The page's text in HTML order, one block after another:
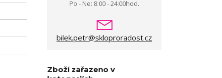
Po - Ne: 8:00 - 24:00hod.
bilek.petr@skloproradost.cz
Zboží zařazeno v